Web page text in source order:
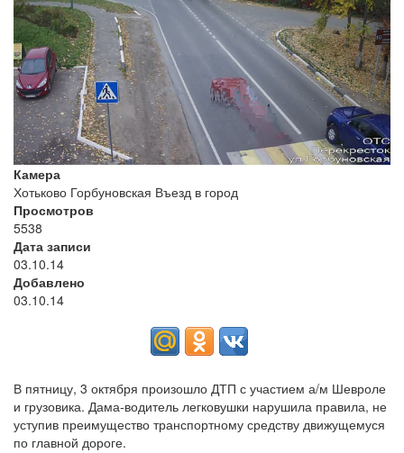
Камера
Хотьково Горбуновская Въезд в город
Просмотров
5538
Дата записи
03.10.14
Добавлено
03.10.14
В пятницу, 3 октября произошло ДТП с участием а/м Шевроле
и грузовика. Дама-водитель легковушки нарушила правила, не
уступив преимущество транспортному средству движущемуся
по главной дороге.